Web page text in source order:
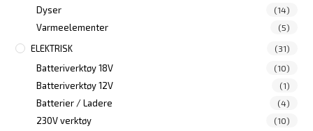
Dyser (14)
Varmeelementer (5)
ELEKTRISK (31)
Batteriverktøy 18V (10)
Batteriverktøy 12V (1)
Batterier / Ladere (4)
230V verktøy (10)